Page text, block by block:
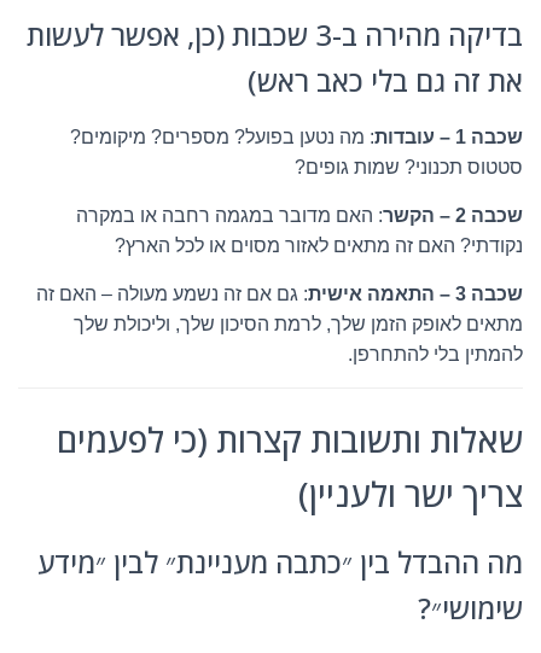
בדיקה מהירה ב-3 שכבות (כן, אפשר לעשות
את זה גם בלי כאב ראש)
שכבה 1 – עובדות
: מה נטען בפועל? מספרים? מיקומים?
סטטוס תכנוני? שמות גופים?
שכבה 2 – הקשר
: האם מדובר במגמה רחבה או במקרה
נקודתי? האם זה מתאים לאזור מסוים או לכל הארץ?
שכבה 3 – התאמה אישית
: גם אם זה נשמע מעולה – האם זה
מתאים לאופק הזמן שלך, לרמת הסיכון שלך, וליכולת שלך
להמתין בלי להתחרפן.
שאלות ותשובות קצרות (כי לפעמים
צריך ישר ולעניין)
מה ההבדל בין ״כתבה מעניינת״ לבין ״מידע
שימושי״?